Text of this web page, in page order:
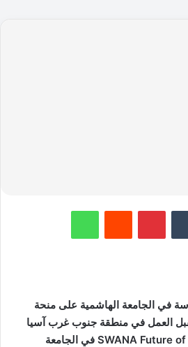
بينتيريست
في الجامعة الهاشمية على منحة
العمل في منطقة جنوب غرب آسيا
وشمال أفريقياSWANA Future of Work Hub في الجامعة